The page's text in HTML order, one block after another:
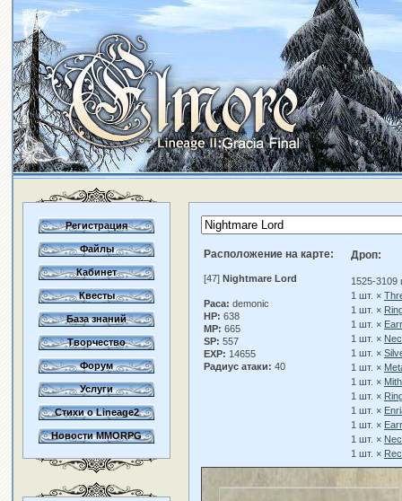
Регистрация
Файлы
Кабинет
Квесты
База знаний
Творчество
Форум
Услуги
Стихи о Lineage2
Новости MMORPG
Расположение на карте:
[47] Nightmare Lord
Раса: demonic
HP: 638
MP: 665
SP: 557
EXP: 14655
Радиус атаки: 40
Дроп:
1525-3109
1 шт. ×
1 шт. ×
1 шт. ×
1 шт. ×
1 шт. ×
1 шт. ×
1 шт. ×
1 шт. ×
1 шт. ×
1 шт. ×
1 шт. ×
1 шт. ×